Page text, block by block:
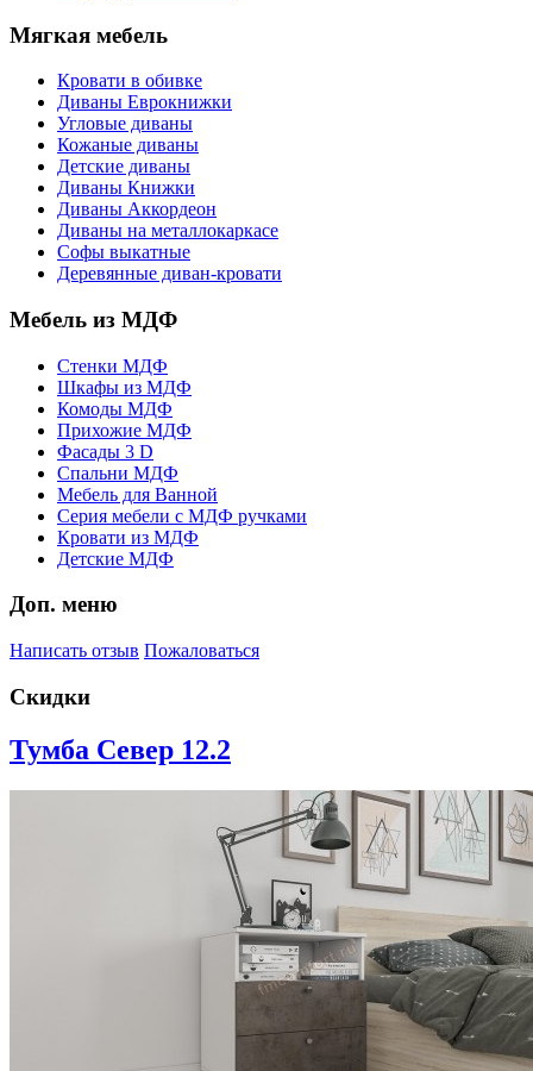
Мягкая мебель
Кровати в обивке
Диваны Еврокнижки
Угловые диваны
Кожаные диваны
Детские диваны
Диваны Книжки
Диваны Аккордеон
Диваны на металлокаркасе
Софы выкатные
Деревянные диван-кровати
Мебель из МДФ
Стенки МДФ
Шкафы из МДФ
Комоды МДФ
Прихожие МДФ
Фасады 3 D
Спальни МДФ
Мебель для Ванной
Серия мебели с МДФ ручками
Кровати из МДФ
Детские МДФ
Доп. меню
Написать отзыв Пожаловаться
Скидки
Тумба Север 12.2